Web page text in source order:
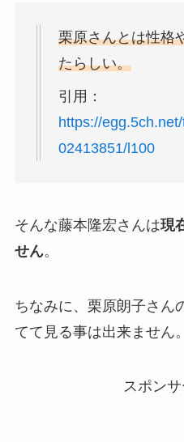
栗原さんとは性格
たらしい。
引用：
https://
02413851/l100
そんな藤本隆宏さんは現
せん。
ちなみに、栗原朗子さん
てて見る事は出来ません。
スポン